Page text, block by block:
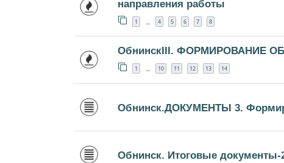
направления работы
1 … 4 5 6 7 8
ОбнинскIII. ФОРМИРОВАНИЕ
1 … 10 11 12 13 14
Обнинск.ДОКУМЕНТЫ 3.
Обнинск. Итоговые документы-